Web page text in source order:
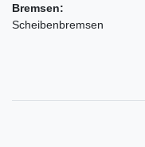
Bremsen:
Scheibenbremsen